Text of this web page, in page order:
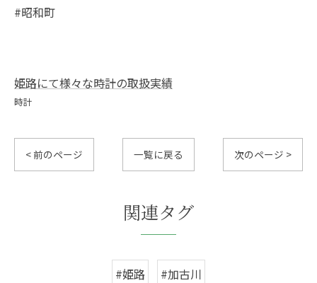
#昭和町
姫路にて様々な時計の取扱実績
時計
< 前のページ 一覧に戻る 次のページ >
関連タグ
#姫路 #加古川